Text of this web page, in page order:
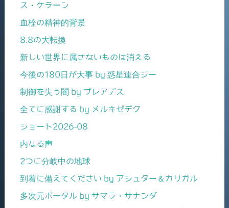
ス・ケラーン
血栓の精神的背景
8.8の大転換
新しい世界に属さないものは消える
今後の180日が大事 by 惑星連合ジー
制御を失う闇 by プレアデス
全てに感謝する by メルキゼデク
ショート2026-08
内なる声
2つに分岐中の地球
到着に備えてください by アシュター＆カリガル
多次元ポータル by サマラ・サナンダ